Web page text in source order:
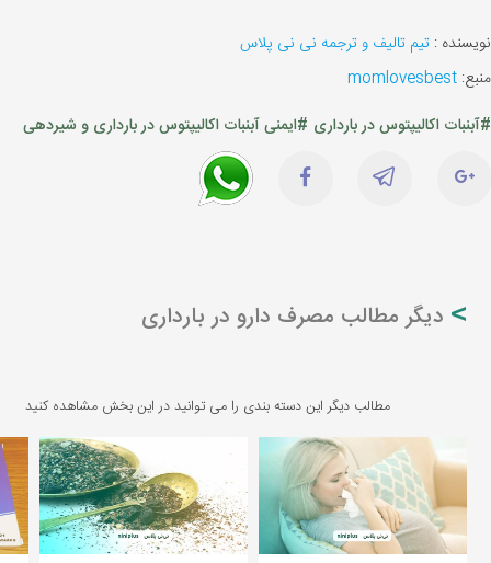
نویسنده : تیم تالیف و ترجمه نی نی پلاس
منبع: momlovesbest
#آبنبات اکالیپتوس در بارداری #ایمنی آبنبات اکالیپتوس در بارداری و شیردهی
دیگر مطالب مصرف دارو در بارداری
مطالب دیگر این دسته بندی را می توانید در این بخش مشاهده کنید